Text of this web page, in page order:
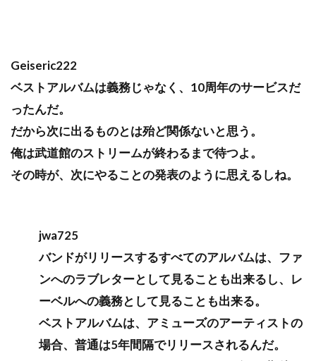
Geiseric222
ベストアルバムは義務じゃなく、10周年のサービスだ
ったんだ。
だから次に出るものとは殆ど関係ないと思う。
俺は武道館のストリームが終わるまで待つよ。
その時が、次にやることの発表のように思えるしね。
jwa725
バンドがリリースするすべてのアルバムは、ファ
ンへのラブレターとして見ることも出来るし、レ
ーベルへの義務として見ることも出来る。
ベストアルバムは、アミューズのアーティストの
場合、普通は5年間隔でリリースされるんだ。